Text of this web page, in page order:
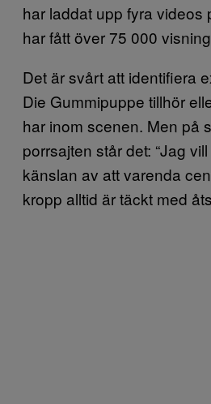
har laddat upp fyra videos
har fått över 75 000
Det är svårt att identifiera
Die Gummipuppe tillhör
har inom scenen. Men på
porrsajten står det: “Jag
känslan av att varenda
kropp alltid är täckt med